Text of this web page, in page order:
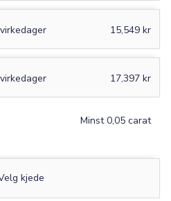
15,549 kr
17,397 kr
Minst 0,05 carat
kjede